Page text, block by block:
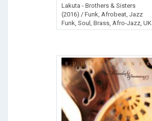
Lakuta - Brothers & Sisters
(2016) / Funk, Afrobeat, Jazz
Funk, Soul, Brass, Afro-Jazz, UK